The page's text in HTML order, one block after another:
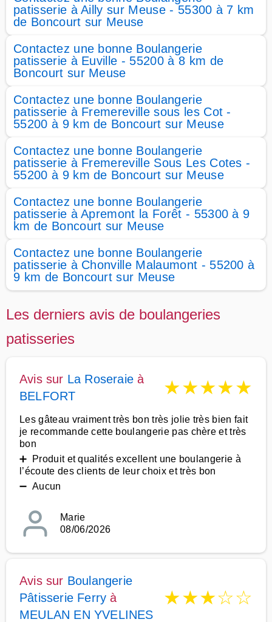
patisserie à Ailly sur Meuse - 55300 à 7 km
de Boncourt sur Meuse
Contactez une bonne Boulangerie
patisserie à Euville - 55200 à 8 km de
Boncourt sur Meuse
Contactez une bonne Boulangerie
patisserie à Fremereville sous les Cot -
55200 à 9 km de Boncourt sur Meuse
Contactez une bonne Boulangerie
patisserie à Fremereville Sous Les Cotes -
55200 à 9 km de Boncourt sur Meuse
Contactez une bonne Boulangerie
patisserie à Apremont la Forêt - 55300 à 9
km de Boncourt sur Meuse
Contactez une bonne Boulangerie
patisserie à Chonville Malaumont - 55200 à
9 km de Boncourt sur Meuse
Les derniers avis de boulangeries
patisseries
Avis sur La Roseraie à
BELFORT
★★★★★
Les gâteau vraiment très bon très jolie très bien fait
je recommande cette boulangerie pas chère et très
bon
➕ Produit et qualités excellent une boulangerie à
l’écoute des clients de leur choix et très bon
➖ Aucun
Marie
08/06/2026
Avis sur Boulangerie
Pâtisserie Ferry à
MEULAN EN YVELINES
★★★☆☆